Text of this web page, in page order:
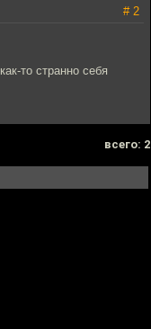
# 2
то странно себя
всего: 2